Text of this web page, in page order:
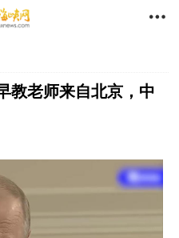

教老师来自北京，中